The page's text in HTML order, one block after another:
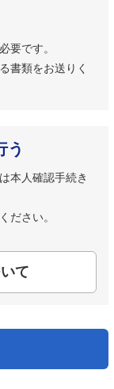
要です。
書類をお送りく
う
本人確認手続き
ださい。
て